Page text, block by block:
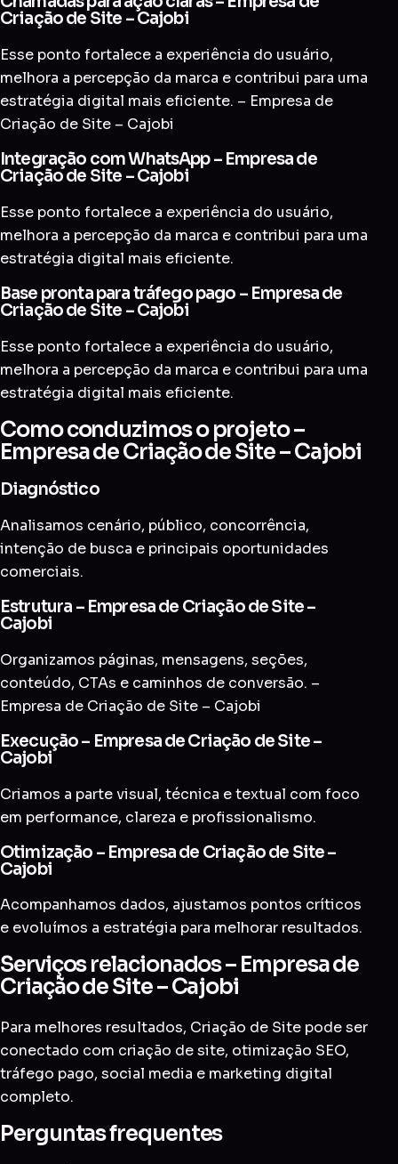
Criação de Site – Cajobi
Esse ponto fortalece a experiência do usuário,
melhora a percepção da marca e contribui para uma
estratégia digital mais eficiente. – Empresa de
Criação de Site – Cajobi
Integração com WhatsApp – Empresa de
Criação de Site – Cajobi
Esse ponto fortalece a experiência do usuário,
melhora a percepção da marca e contribui para uma
estratégia digital mais eficiente.
Base pronta para tráfego pago – Empresa de
Criação de Site – Cajobi
Esse ponto fortalece a experiência do usuário,
melhora a percepção da marca e contribui para uma
estratégia digital mais eficiente.
Como conduzimos o projeto –
Empresa de Criação de Site – Cajobi
Diagnóstico
Analisamos cenário, público, concorrência,
intenção de busca e principais oportunidades
comerciais.
Estrutura – Empresa de Criação de Site –
Cajobi
Organizamos páginas, mensagens, seções,
conteúdo, CTAs e caminhos de conversão. –
Empresa de Criação de Site – Cajobi
Execução – Empresa de Criação de Site –
Cajobi
Criamos a parte visual, técnica e textual com foco
em performance, clareza e profissionalismo.
Otimização – Empresa de Criação de Site –
Cajobi
Acompanhamos dados, ajustamos pontos críticos
e evoluímos a estratégia para melhorar resultados.
Serviços relacionados – Empresa de
Criação de Site – Cajobi
Para melhores resultados, Criação de Site pode ser
conectado com criação de site, otimização SEO,
tráfego pago, social media e marketing digital
completo.
Perguntas frequentes